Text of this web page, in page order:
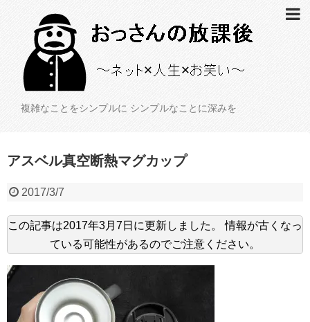
複雑なことをシンプルに シンプルなことに深みを
アスベル真空断熱マグカップ
2017/3/7
この記事は2017年3月7日 に更新しました。
情報が古くなっ
ている可能性があるのでご注意ください。